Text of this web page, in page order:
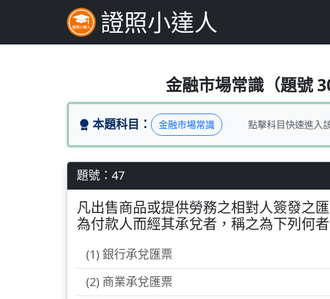
證照小達人
凡出售商品或提供勞務
金融市場常識（題號
本題科目： 金融市場常識 點擊科目快速進入
題號：47
凡出售商品或提供勞務之相對人簽發之
為付款人而經其承兌者，稱之為下列何者
(1) 銀行承兌匯票
(2) 商業承兌匯票